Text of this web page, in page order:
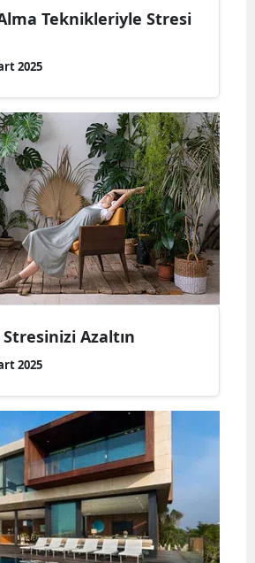
Teknikleriyle Stresi
2025
Azaltın
2025